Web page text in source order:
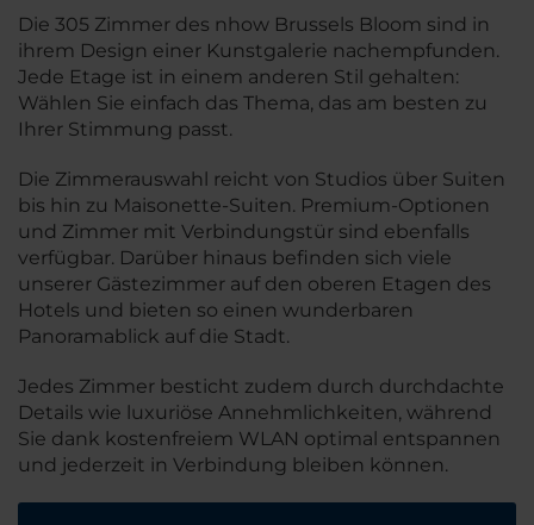
Die 305 Zimmer des nhow Brussels Bloom sind in
ihrem Design einer Kunstgalerie nachempfunden.
Jede Etage ist in einem anderen Stil gehalten:
Wählen Sie einfach das Thema, das am besten zu
Ihrer Stimmung passt.
Die Zimmerauswahl reicht von Studios über Suiten
bis hin zu Maisonette-Suiten. Premium-Optionen
und Zimmer mit Verbindungstür sind ebenfalls
verfügbar. Darüber hinaus befinden sich viele
unserer Gästezimmer auf den oberen Etagen des
Hotels und bieten so einen wunderbaren
Panoramablick auf die Stadt.
Jedes Zimmer besticht zudem durch durchdachte
Details wie luxuriöse Annehmlichkeiten, während
Sie dank kostenfreiem WLAN optimal entspannen
und jederzeit in Verbindung bleiben können.